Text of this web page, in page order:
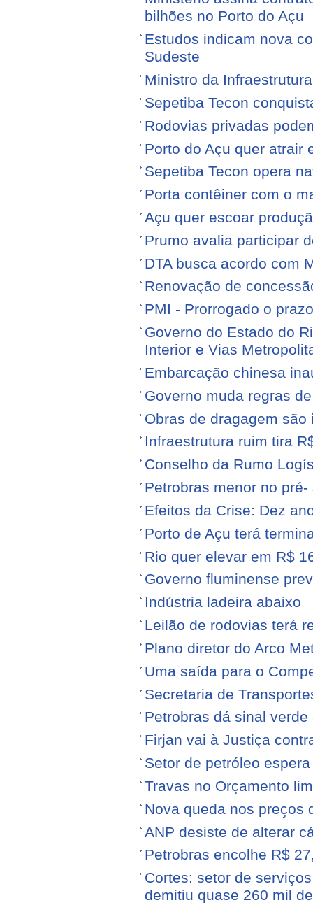
bilhões no Porto do Açu
Estudos indicam nova
Sudeste
Ministro da
Sepetiba Tecon
Rodovias privadas
Porto do Açu quer atrair
Sepetiba Tecon opera
Porta contêiner com o
Açu quer escoar
Prumo avalia participar
DTA busca acordo com
Renovação de
PMI - Prorrogado o
Governo do Estado do
Interior e Vias
Embarcação chinesa
Governo muda regras
Obras de dragagem
Infraestrutura ruim tira
Conselho da Rumo
Petrobras menor no pré-
Efeitos da Crise: Dez
Porto de Açu terá
Rio quer elevar em R$
Governo fluminense
Indústria ladeira abaixo
Leilão de rodovias terá
Plano diretor do Arco
Uma saída para o
Secretaria de
Petrobras dá sinal
Firjan vai à Justiça
Setor de petróleo
Travas no Orçamento
Nova queda nos preços
ANP desiste de alterar
Petrobras encolhe R$
Cortes: setor de
demitiu quase 260 mil